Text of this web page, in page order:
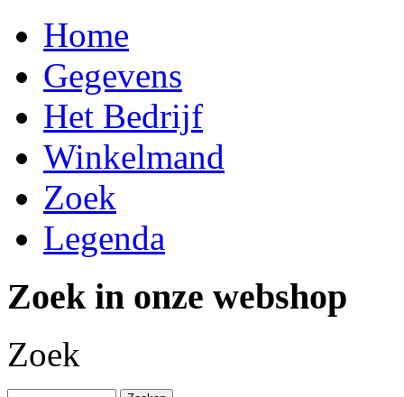
Home
Gegevens
Het Bedrijf
Winkelmand
Zoek
Legenda
Zoek in onze webshop
Zoek